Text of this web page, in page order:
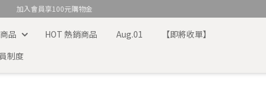
加入會員享100元購物金
品 HOT 熱銷商品 Aug.01
【即將收單】
制度